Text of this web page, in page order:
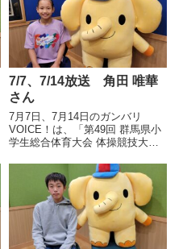
7/7、7/14放送 角田 唯華
さん
7月7日、7月14日のガンバリ
VOICE！は、「第49回 群馬県小
学生総合体育大会 体操競技大
前橋市立原小学校6年 角田 唯華
さんの声です。